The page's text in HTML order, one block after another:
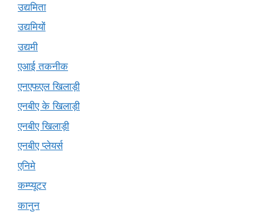
उद्यमिता
उद्यमियों
उद्यमी
एआई तकनीक
एनएफएल खिलाड़ी
एनबीए के खिलाड़ी
एनबीए खिलाड़ी
एनबीए प्लेयर्स
एनिमे
कम्प्यूटर
कानुन